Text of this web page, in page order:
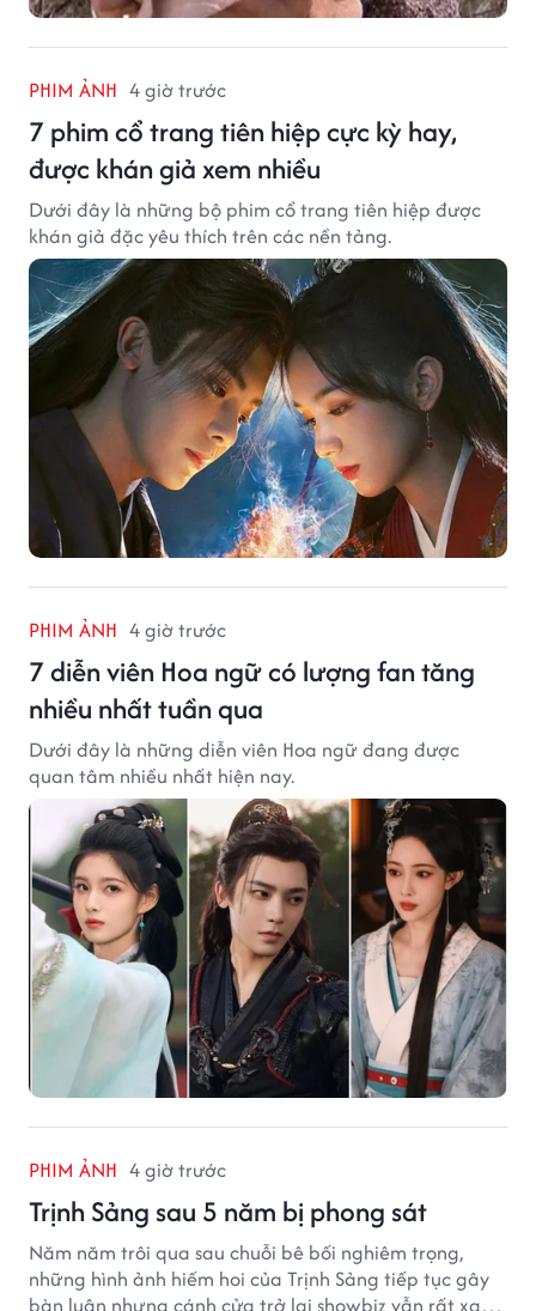
PHIM ẢNH 4 giờ trước
7 phim cổ trang tiên hiệp cực kỳ hay,
được khán giả xem nhiều
Dưới đây là những bộ phim cổ trang tiên hiệp được
khán giả đặc yêu thích trên các nền tảng.
PHIM ẢNH 4 giờ trước
7 diễn viên Hoa ngữ có lượng fan tăng
nhiều nhất tuần qua
Dưới đây là những diễn viên Hoa ngữ đang được
quan tâm nhiều nhất hiện nay.
PHIM ẢNH 4 giờ trước
Trịnh Sảng sau 5 năm bị phong sát
Năm năm trôi qua sau chuỗi bê bối nghiêm trọng,
những hình ảnh hiếm hoi của Trịnh Sảng tiếp tục gây
bàn luận nhưng cánh cửa trở lại showbiz vẫn rất xa